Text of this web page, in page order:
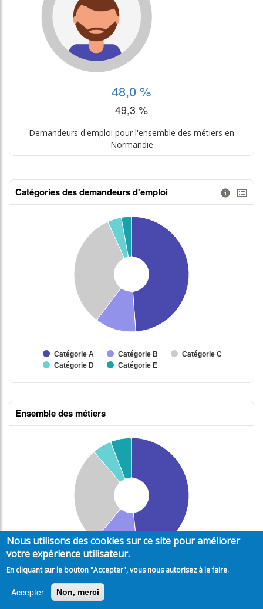
48,0 %
49,3 %
Demandeurs d'emploi pour l'ensemble des métiers en
Normandie
Catégories des demandeurs d'emploi
Ensemble des métiers
Nous utilisons des cookies sur ce site pour améliorer
votre expérience utilisateur.
En cliquant sur le bouton "Accepter", vous nous autorisez à le faire.
Accepter Non, merci